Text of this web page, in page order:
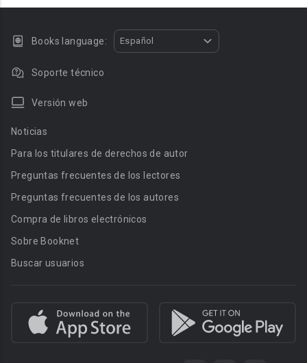
Books language: Español
Soporte técnico
Versión web
Noticias
Para los titulares de derechos de autor
Preguntas frecuentes de los lectores
Preguntas frecuentes de los autores
Compra de libros electrónicos
Sobre Booknet
Buscar usuarios